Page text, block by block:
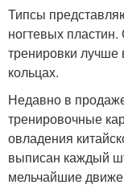
Типсы
ногтевых
тренировки лучше
кольцах.
Недавно в
тренировочные
овладения
выписан каждый
мельчайшие